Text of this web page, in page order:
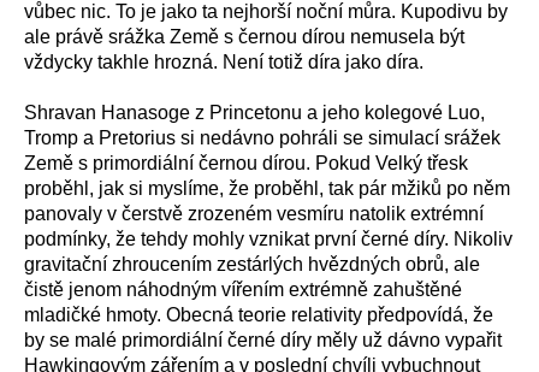
vůbec nic. To je jako ta nejhorší noční můra. Kupodivu by
ale právě srážka Země s černou dírou nemusela být
vždycky takhle hrozná. Není totiž díra jako díra.
Shravan Hanasoge z Princetonu a jeho kolegové Luo,
Tromp a Pretorius si nedávno pohráli se simulací srážek
Země s primordiální černou dírou. Pokud Velký třesk
proběhl, jak si myslíme, že proběhl, tak pár mžiků po něm
panovaly v čerstvě zrozeném vesmíru natolik extrémní
podmínky, že tehdy mohly vznikat první černé díry. Nikoliv
gravitační zhroucením zestárlých hvězdných obrů, ale
čistě jenom náhodným vířením extrémně zahuštěné
mladičké hmoty. Obecná teorie relativity předpovídá, že
by se malé primordiální černé díry měly už dávno vypařit
Hawkingovým zářením a v poslední chvíli vybuchnout